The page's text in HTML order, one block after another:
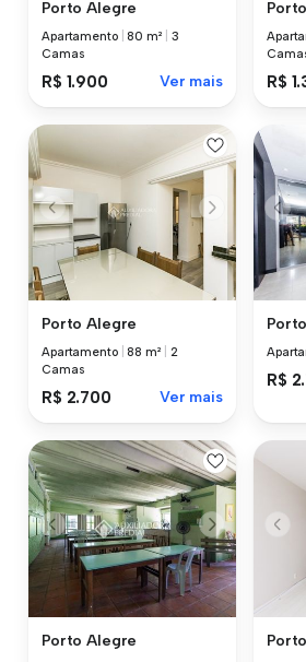
Porto Alegre
Apartamento |80 m²
3
Camas
R$ 1.900 Ver mais R$
Porto Alegre
Apartamento |88 m²
2
Camas
R$ 2.700 Ver mais
R$
Porto Alegre